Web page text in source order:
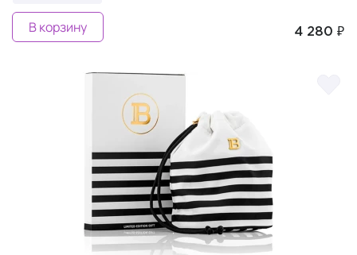
4 280 ₽
В корзину